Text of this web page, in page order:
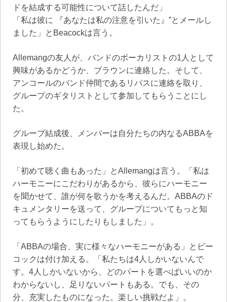
ドを結成する可能性について話したんだ」
「私は彼に 『あなたは私の注意を引いた』”とメールし
ました」とBeacockは言う。
Allemangの友人が、バンドのボーカリストの1人として
興味があるかどうか、ブラウンに連絡した。そして、
アンコールのバンド仲間であるリパスに連絡を取り、
グループのギタリストとして参加してもらうことにし
た。
グループ結成後、メンバーは自分たちの内なるABBAを
表現し始めた。
「初めて聴く曲もあった」とAllemangは言う。「私は
ハーモニーにこだわりがあるから、彼らにハーモニー
を聞かせて、誰が何を歌うかを考えるんだ。ABBAのド
キュメンタリーを送って、グループについてもっと知
ってもらうようにしたりもしました」。
「ABBAの場合、実に様々なハーモニーがある」とビー
コックは付け加える。「私たちは4人しかいないんで
す。4人しかいないから、どのパートを選べばいいのか
わからないし、足りないパートもある。でも、その
分、充実したものになった。楽しい挑戦だよ」。